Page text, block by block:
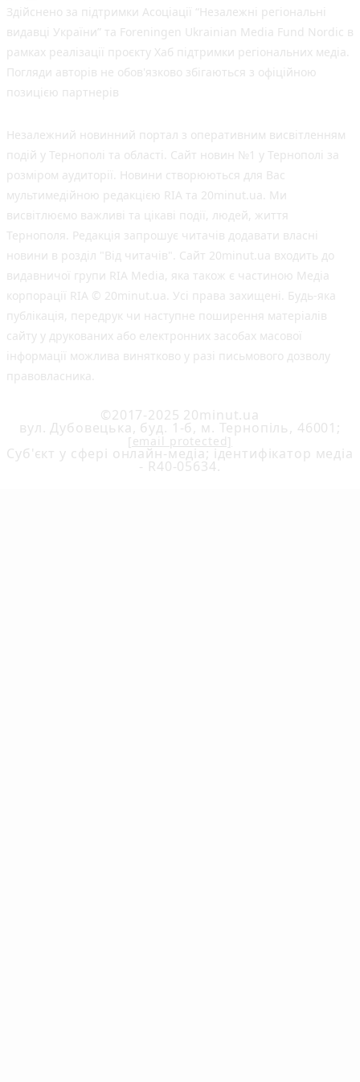
Здійснено за підтримки Асоціації “Незалежні регіональні
видавці України” та Foreningen Ukrainian Media Fund Nordic в
рамках реалізації проєкту Хаб підтримки регіональних медіа.
Погляди авторів не обов'язково збігаються з офіційною
позицією партнерів
Незалежний новинний портал з оперативним висвітленням
подій у Тернополі та області. Сайт новин №1 у Тернополі за
розміром аудиторії. Новини створюються для Вас
мультимедійною редакцією RIA та 20minut.ua. Ми
висвітлюємо важливі та цікаві події, людей, життя
Тернополя. Редакція запрошує читачів додавати власні
новини в розділ "Від читачів". Сайт 20minut.ua входить до
видавничої групи RIA Media, яка також є частиною Медіа
корпорації RIA © 20minut.ua. Усі права захищені. Будь-яка
публiкацiя, передрук чи наступне поширення матеріалів
сайту у друкованих або електронних засобах масової
інформації можлива винятково у разі письмового дозволу
правовласника.
©2017-2025 20minut.ua
вул. Дубовецька, буд. 1-б, м. Тернопіль, 46001;
[email protected]
Cуб'єкт у сфері онлайн-медіа; ідентифікатор медіа
- R40-05634.